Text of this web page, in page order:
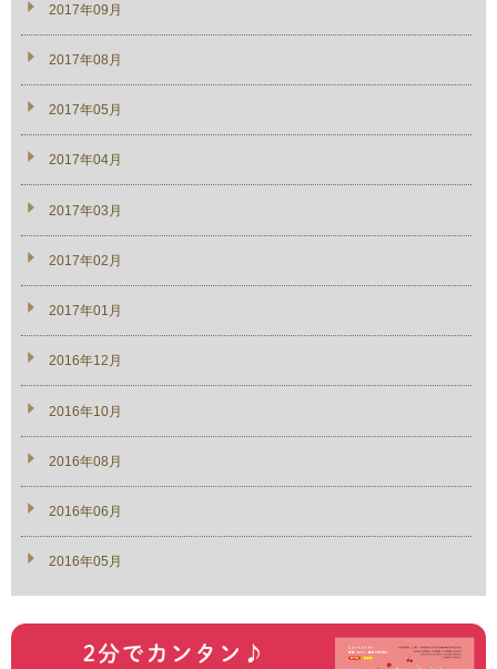
2017年09月
2017年08月
2017年05月
2017年04月
2017年03月
2017年02月
2017年01月
2016年12月
2016年10月
2016年08月
2016年06月
2016年05月